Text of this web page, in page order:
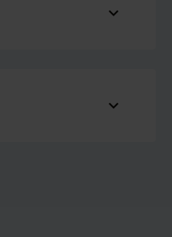
polyurethaan
Floral
expand_more
expand_more